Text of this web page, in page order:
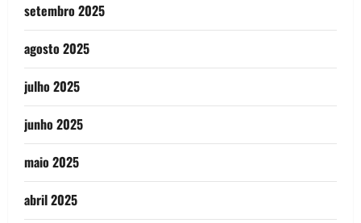
setembro 2025
agosto 2025
julho 2025
junho 2025
maio 2025
abril 2025